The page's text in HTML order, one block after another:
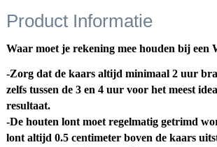
Product Informatie
Waar moet je rekening mee houden bij een
-Zorg dat de kaars altijd minimaal 2 uur
zelfs tussen de 3 en 4 uur voor het meest
resultaat.
-De houten lont moet regelmatig getrimd
lont altijd 0.5 centimeter boven de kaars